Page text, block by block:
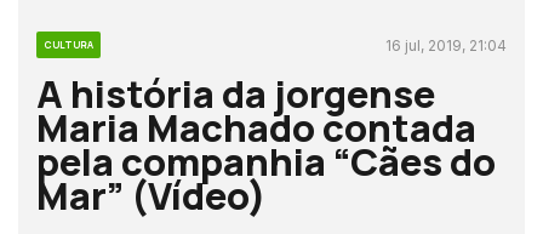
CULTURA 16 jul, 2019, 21:04
A história da jorgense
Maria Machado contada
pela companhia “Cães do
Mar” (Vídeo)